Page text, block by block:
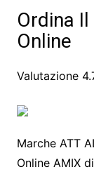
Ordina
Online
Valutazione
Marche ATT
Online AMIX